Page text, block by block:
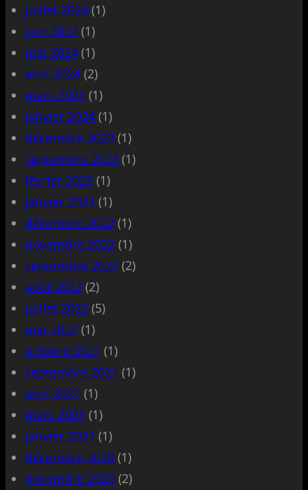
juillet 2024 (1)
juin 2024 (1)
mai 2024 (1)
avril 2024 (2)
mars 2024 (1)
janvier 2024 (1)
décembre 2023 (1)
septembre 2023 (1)
février 2023 (1)
janvier 2023 (1)
décembre 2022 (1)
novembre 2022 (1)
septembre 2022 (2)
août 2022 (2)
juillet 2022 (5)
mai 2022 (1)
octobre 2021 (1)
septembre 2021 (1)
avril 2021 (1)
mars 2021 (1)
janvier 2021 (1)
décembre 2020 (1)
novembre 2020 (2)